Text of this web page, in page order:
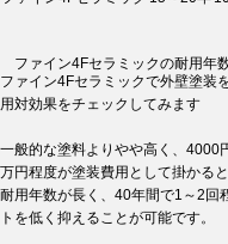
ファイン4Fセラミックの耐用年
ファイン4Fセラミックで外壁塗装
用対効果をチェックしてみます
一般的な塗料よりやや高く、4000
万円程度が塗装費用として掛かると
耐用年数が長く、40年間で1～2回
トを低く抑えることが可能です。